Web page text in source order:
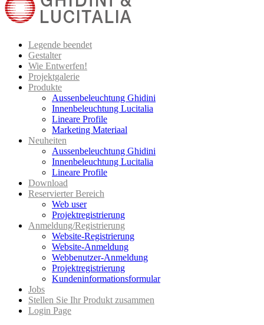
Legende beendet
Gestalter
Wie Entwerfen!
Projektgalerie
Produkte
Aussenbeleuchtung Ghidini
Innenbeleuchtung Lucitalia
Lineare Profile
Marketing Materiaal
Neuheiten
Aussenbeleuchtung Ghidini
Innenbeleuchtung Lucitalia
Lineare Profile
Download
Reservierter Bereich
Web user
Projektregistrierung
Anmeldung/Registrierung
Website-Registrierung
Website-Anmeldung
Webbenutzer-Anmeldung
Projektregistrierung
Kundeninformationsformular
Jobs
Stellen Sie Ihr Produkt zusammen
Login Page